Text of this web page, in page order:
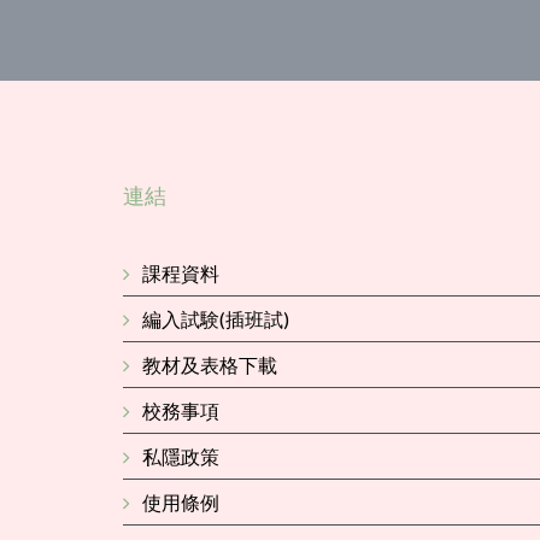
連結
課程資料
編入試験(插班試)
教材及表格下載
校務事項
私隱政策
使用條例